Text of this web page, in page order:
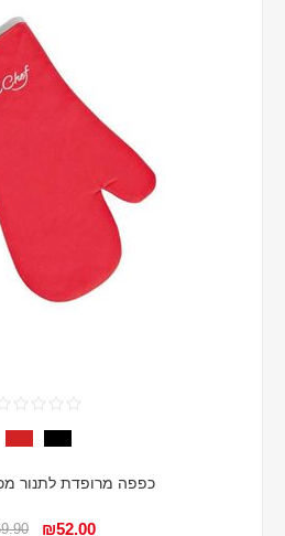
כפפה מרופדת לתנור
₪52.00